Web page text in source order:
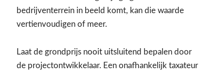
bedrijventerrein in beeld komt, kan die waarde
vertienvoudigen of meer.
Laat de grondprijs nooit uitsluitend bepalen door
de projectontwikkelaar. Een onafhankelijk taxateur